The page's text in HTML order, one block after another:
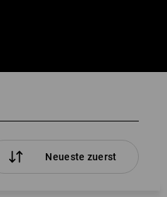
Neueste zuerst